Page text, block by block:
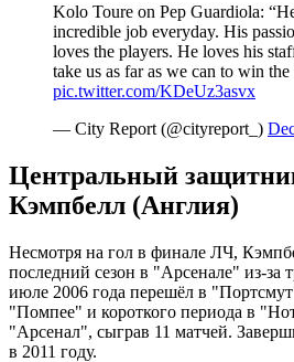
Kolo Toure on Pep Guardiola:
incredible job everyday. His
loves the players. He loves his
take us as far as we can to win the
pic.twitter.com/KDeUz3asvx
— City Report (@cityreport_)
Центральный
Кэмпбелл (Англия)
Несмотря на гол в финале ЛЧ,
последний сезон в "Арсенале" из-
июле 2006 года перешёл в
"Помпее" и короткого периода в
"Арсенал", сыграв 11 матчей.
в 2011 году.